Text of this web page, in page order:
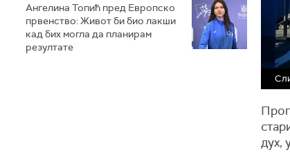
Ангелина Топић пред Европско
првенство: Живот би био лакши
кад бих могла да планирам
резултате
дух,